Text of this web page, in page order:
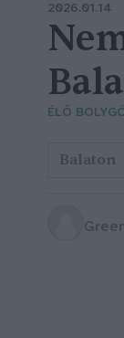
2026.01.14
ÉLŐ
Balaton